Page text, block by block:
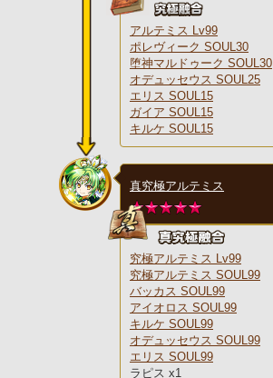
アルテミス Lv99
ポレヴィーク SOUL30
堕神マルドゥーク SOUL30
オデュッセウス SOUL25
エリス SOUL15
ガイア SOUL15
キルケ SOUL15
真究極アルテミス
究極アルテミス Lv99
究極アルテミス SOUL99
バッカス SOUL99
アイオロス SOUL99
キルケ SOUL99
オデュッセウス SOUL99
エリス SOUL99
ラピス x1